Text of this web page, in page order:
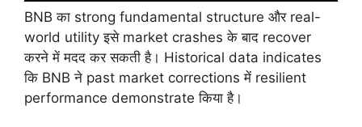
BNB का strong fundamental structure और real-
world utility इसे market crashes के बाद recover
करने में मदद कर सकती है। Historical data indicates
कि BNB ने past market corrections में resilient
performance demonstrate किया है।